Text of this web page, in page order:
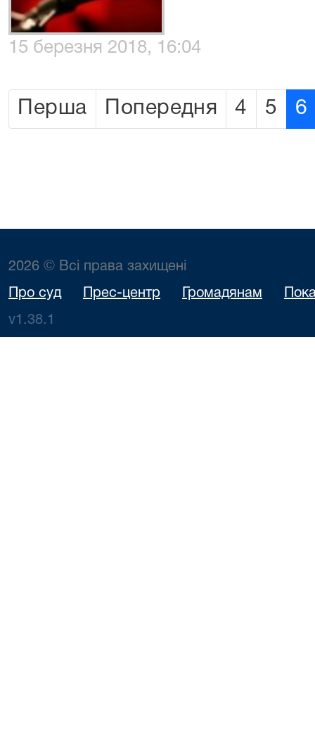
15 березня 2018, 16:04
Перша Попередня 4 5 6
2026 © Всі права захищені
Про суд Прес-центр Громадянам
v1.38.1